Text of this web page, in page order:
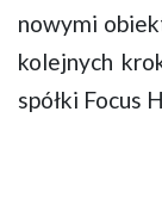
nowymi
kolejnych
spółki Focus